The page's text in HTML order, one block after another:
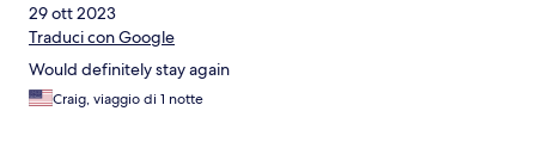
29 ott 2023
Traduci con Google
Would definitely stay again
Craig, viaggio di 1 notte